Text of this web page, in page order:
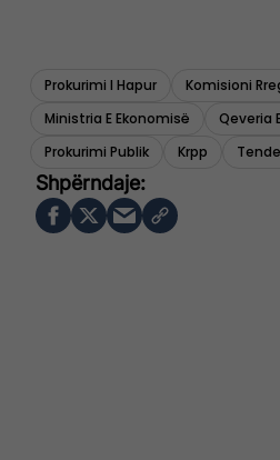
Prokurimi I Hapur
Komisioni
Ministria E Ekonomisë
Qeveria
Prokurimi Publik
Krpp